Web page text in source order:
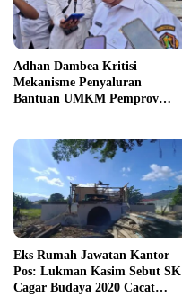
Adhan Dambea Kritisi
Mekanisme Penyaluran
Bantuan UMKM Pemprov
Eks Rumah Jawatan Kantor
Pos: Lukman Kasim Sebut SK
Cagar Budaya 2020 Cacat